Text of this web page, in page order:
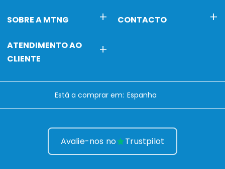
SOBRE A MTNG CONTACTO
ATENDIMENTO AO
CLIENTE
Está a comprar em:
Avalie-nos no Trustpilot